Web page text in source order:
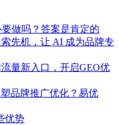
做吗？答案是肯定的
先机，让 AI 成为品牌专
量新入口，开启GEO优
品牌推广优化？易优
优势